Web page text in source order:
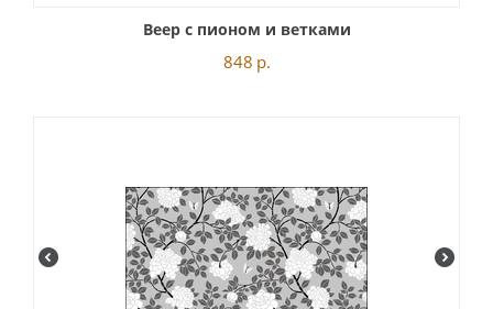
Веер с пионом и ветками
848 р.